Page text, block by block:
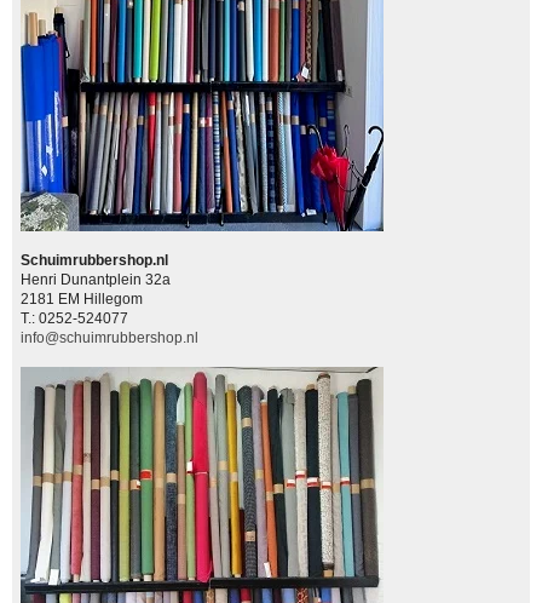
Schuimrubbershop.nl
Henri Dunantplein 32a
2181 EM Hillegom
T.: 0252-524077
info@schuimrubbershop.nl